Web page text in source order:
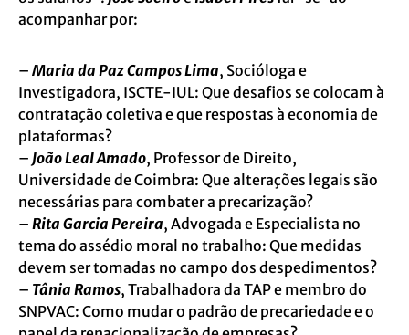
acompanhar por:
– Maria da Paz Campos Lima, Socióloga e
Investigadora, ISCTE-IUL: Que desafios se colocam à
contratação coletiva e que respostas à economia de
plataformas?
– João Leal Amado, Professor de Direito,
Universidade de Coimbra: Que alterações legais são
necessárias para combater a precarização?
– Rita Garcia Pereira, Advogada e Especialista no
tema do assédio moral no trabalho: Que medidas
devem ser tomadas no campo dos despedimentos?
– Tânia Ramos, Trabalhadora da TAP e membro do
SNPVAC: Como mudar o padrão de precariedade e o